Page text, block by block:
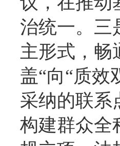
治统一。三
主形式，畅
盖“向“质效
采纳的联系
构建群众全